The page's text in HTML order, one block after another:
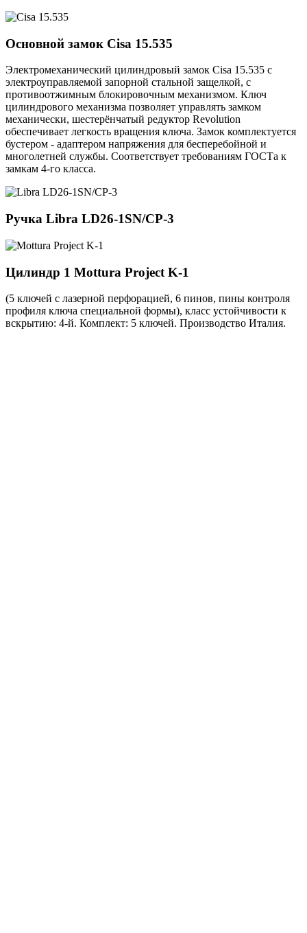
Основной замок Cisa 15.535
Электромеханический цилиндровый замок Cisa 15.535 с
электроуправляемой запорной стальной защелкой, с
противоотжимным блокировочным механизмом. Ключ
цилиндрового механизма позволяет управлять замком
механически, шестерёнчатый редуктор Revolution
обеспечивает легкость вращения ключа. Замок комплектуется
бустером - адаптером напряжения для бесперебойной и
многолетней службы. Соответствует требованиям ГОСТа к
замкам 4-го класса.
Ручка Libra LD26-1SN/CP-3
Цилиндр 1 Mottura Project K-1
(5 ключей с лазерной перфорацией, 6 пинов, пины контроля
профиля ключа специальной формы), класс устойчивости к
вскрытию: 4-й. Комплект: 5 ключей. Производство Италия.